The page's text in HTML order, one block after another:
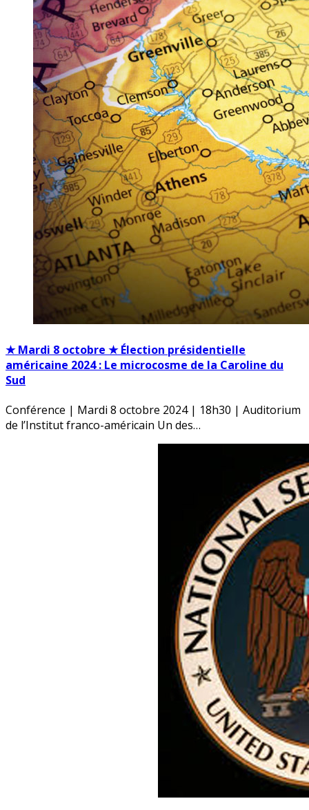
★ Mardi 8 octobre ★ Élection présidentielle
américaine 2024 : Le microcosme de la Caroline du
Sud
Conférence | Mardi 8 octobre 2024 | 18h30 | Auditorium
de l’Institut franco-américain Un des…